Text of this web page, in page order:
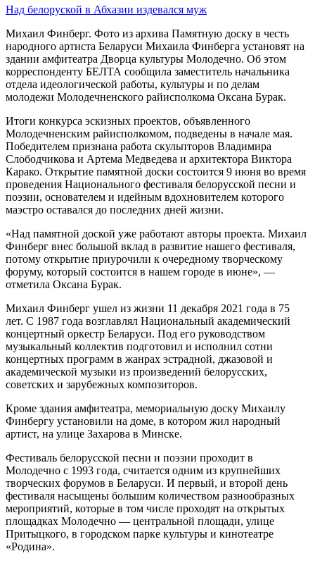
Над белоруской в Абхазии издевался муж
Михаил Финберг. Фото из архива Памятную доску в честь
народного артиста Беларуси Михаила Финберга установят на
здании амфитеатра Дворца культуры Молодечно. Об этом
корреспонденту БЕЛТА сообщила заместитель начальника
отдела идеологической работы, культуры и по делам
молодежи Молодечненского райисполкома Оксана Бурак.
Итоги конкурса эскизных проектов, объявленного
Молодечненским райисполкомом, подведены в начале мая.
Победителем признана работа скульпторов Владимира
Слободчикова и Артема Медведева и архитектора Виктора
Карако. Открытие памятной доски состоится 9 июня во время
проведения Национального фестиваля белорусской песни и
поэзии, основателем и идейным вдохновителем которого
маэстро оставался до последних дней жизни.
«Над памятной доской уже работают авторы проекта. Михаил
Финберг внес большой вклад в развитие нашего фестиваля,
потому открытие приурочили к очередному творческому
форуму, который состоится в нашем городе в июне», —
отметила Оксана Бурак.
Михаил Финберг ушел из жизни 11 декабря 2021 года в 75
лет. С 1987 года возглавлял Национальный академический
концертный оркестр Беларуси. Под его руководством
музыкальный коллектив подготовил и исполнил сотни
концертных программ в жанрах эстрадной, джазовой и
академической музыки из произведений белорусских,
советских и зарубежных композиторов.
Кроме здания амфитеатра, мемориальную доску Михаилу
Финбергу установили на доме, в котором жил народный
артист, на улице Захарова в Минске.
Фестиваль белорусской песни и поэзии проходит в
Молодечно с 1993 года, считается одним из крупнейших
творческих форумов в Беларуси. И первый, и второй день
фестиваля насыщены большим количеством разнообразных
мероприятий, которые в том числе проходят на открытых
площадках Молодечно — центральной площади, улице
Притыцкого, в городском парке культуры и кинотеатре
«Родина».